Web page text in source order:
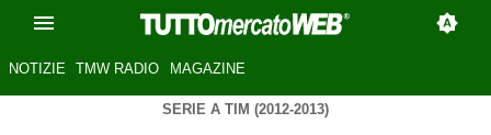
NOTIZIE TMW RADIO MAGAZINE
SERIE A TIM (2012-2013)